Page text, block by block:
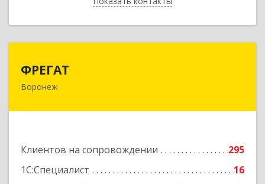
ФРЕГАТ
Воронеж
Клиентов на сопровождении
295
1С:Специалист
16